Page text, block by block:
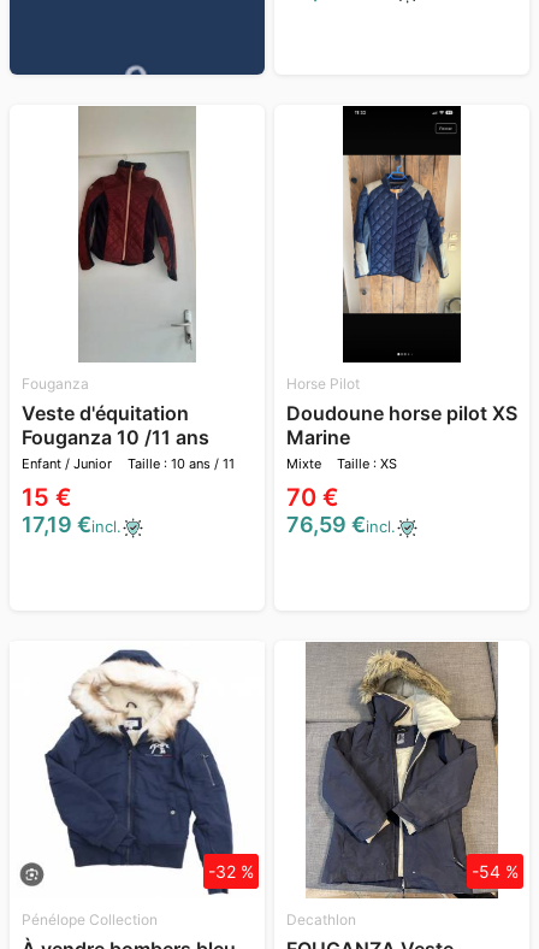
Fouganza
Veste d'équitation
Fouganza 10 /11 ans
Enfant / Junior
Taille : 10 ans / 11
ans
15 €
17,19 €incl.
Horse Pilot
Doudoune horse pilot XS
Marine
Mixte Taille : XS
70 €
76,59 €incl.
Pénélope Collection
-32 %
Decathlon
-54 %